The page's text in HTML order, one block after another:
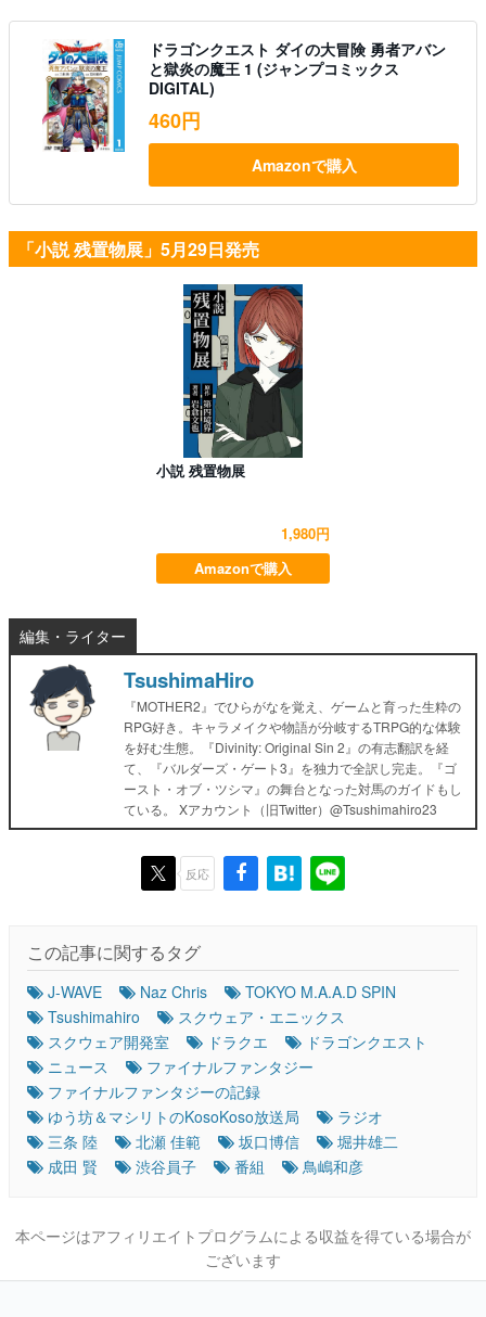
ドラゴンクエスト ダイの大冒険 勇者アバン
と獄炎の魔王 1 (ジャンプコミックス
DIGITAL)
460円
Amazonで購入
「小説 残置物展」5月29日発売
小説 残置物展
1,980円
Amazonで購入
編集・ライター
TsushimaHiro
『MOTHER2』でひらがなを覚え、ゲームと育った生粋の
RPG好き。キャラメイクや物語が分岐するTRPG的な体験
を好む生態。『Divinity: Original Sin 2』の有志翻訳を経
て、『バルダーズ・ゲート3』を独力で全訳し完走。『ゴ
ースト・オブ・ツシマ』の舞台となった対馬のガイドもし
ている。 Xアカウント（旧Twitter）@Tsushimahiro23
反応
この記事に関するタグ
J-WAVE Naz Chris
TOKYO M.A.A.D SPIN
Tsushimahiro
スクウェア・エニックス
スクウェア開発室
ドラクエ
ドラゴンクエスト
ニュース
ファイナルファンタジー
ファイナルファンタジーの記録
ゆう坊＆マシリトのKosoKoso放送局
ラジオ
三条 陸
北瀬 佳範 坂口博信
堀井雄二
成田 賢
渋谷員子 番組 鳥嶋和彦
本ページはアフィリエイトプログラムによる収益を得ている場合が
ございます